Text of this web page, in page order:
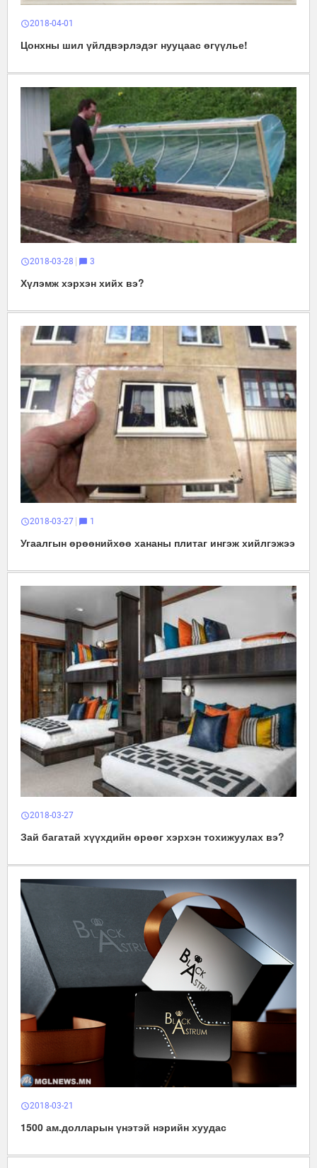
schedule2018-04-01
Цонхны шил үйлдвэрлэдэг нууцаас өгүүлье!
schedule2018-03-28 chat_bubble 3
Хүлэмж хэрхэн хийх вэ?
schedule2018-03-27 chat_bubble 1
Угаалгын өрөөнийхөө хананы плитаг ингэж хийлгэжээ
schedule2018-03-27
Зай багатай хүүхдийн өрөөг хэрхэн тохижуулах вэ?
schedule2018-03-21
1500 ам.долларын үнэтэй нэрийн хуудас